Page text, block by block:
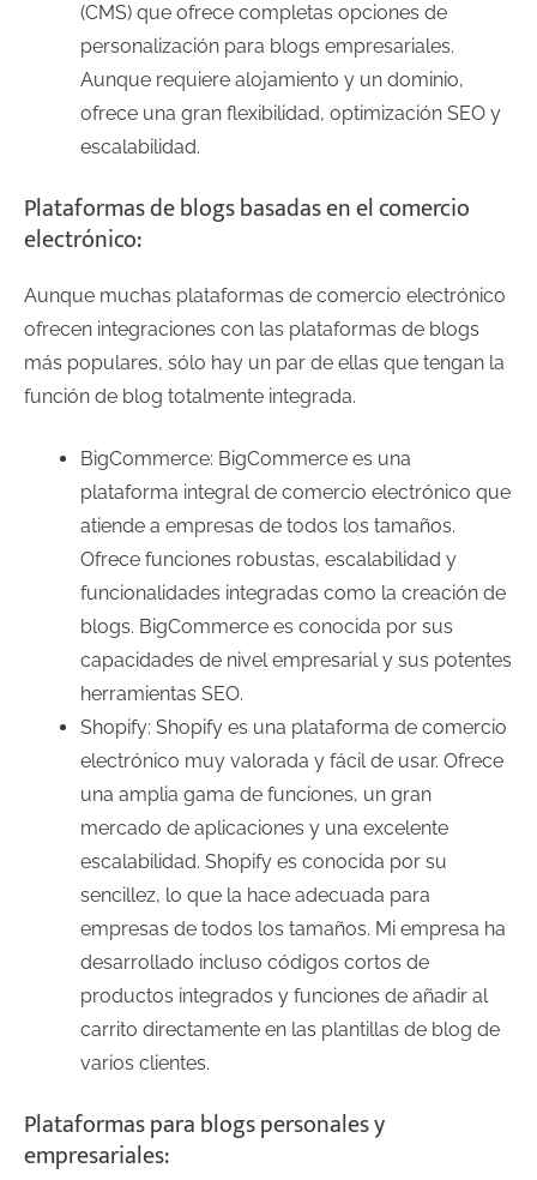
(CMS) que ofrece completas opciones de
personalización para blogs empresariales.
Aunque requiere alojamiento y un dominio,
ofrece una gran flexibilidad, optimización SEO y
escalabilidad.
Plataformas de blogs basadas en el comercio
electrónico:
Aunque muchas plataformas de comercio electrónico
ofrecen integraciones con las plataformas de blogs
más populares, sólo hay un par de ellas que tengan la
función de blog totalmente integrada.
BigCommerce: BigCommerce es una
plataforma integral de comercio electrónico que
atiende a empresas de todos los tamaños.
Ofrece funciones robustas, escalabilidad y
funcionalidades integradas como la creación de
blogs. BigCommerce es conocida por sus
capacidades de nivel empresarial y sus potentes
herramientas SEO.
Shopify: Shopify es una plataforma de comercio
electrónico muy valorada y fácil de usar. Ofrece
una amplia gama de funciones, un gran
mercado de aplicaciones y una excelente
escalabilidad. Shopify es conocida por su
sencillez, lo que la hace adecuada para
empresas de todos los tamaños. Mi empresa ha
desarrollado incluso códigos cortos de
productos integrados y funciones de añadir al
carrito directamente en las plantillas de blog de
varios clientes.
Plataformas para blogs personales y
empresariales: